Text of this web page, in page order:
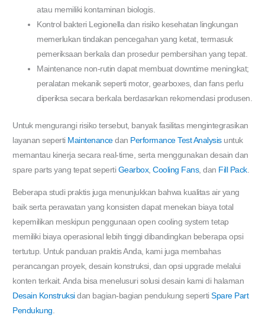
atau memiliki kontaminan biologis.
Kontrol bakteri Legionella dan risiko kesehatan lingkungan
memerlukan tindakan pencegahan yang ketat, termasuk
pemeriksaan berkala dan prosedur pembersihan yang tepat.
Maintenance non-rutin dapat membuat downtime meningkat;
peralatan mekanik seperti motor, gearboxes, dan fans perlu
diperiksa secara berkala berdasarkan rekomendasi produsen.
Untuk mengurangi risiko tersebut, banyak fasilitas mengintegrasikan
layanan seperti Maintenancedan Performance Test Analysisuntuk
memantau kinerja secara real-time, serta menggunakan desain dan
spare parts yang tepat seperti Gearbox,Cooling Fans, dan Fill Pack.
Beberapa studi praktis juga menunjukkan bahwa kualitas air yang
baik serta perawatan yang konsisten dapat menekan biaya total
kepemilikan meskipun penggunaan open cooling system tetap
memiliki biaya operasional lebih tinggi dibandingkan beberapa opsi
tertutup. Untuk panduan praktis Anda, kami juga membahas
perancangan proyek, desain konstruksi, dan opsi upgrade melalui
konten terkait. Anda bisa menelusuri solusi desain kami di halaman
Desain Konstruksidan bagian-bagian pendukung sepertiSpare Part
Pendukung.